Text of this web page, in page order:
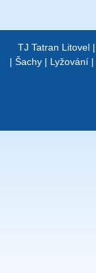
TJ Tatran Litovel |
| Šachy| Lyžování|